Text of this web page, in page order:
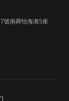
號南舜怡海港5座